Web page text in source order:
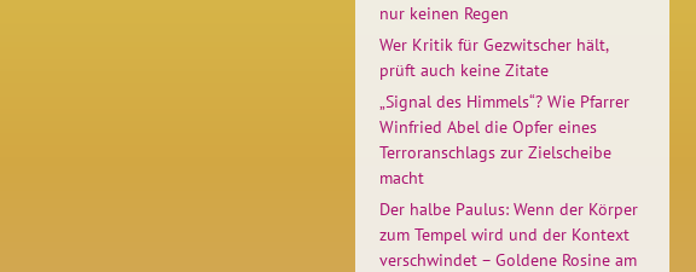
nur keinen Regen
Wer Kritik für Gezwitscher hält,
prüft auch keine Zitate
„Signal des Himmels“? Wie Pfarrer
Winfried Abel die Opfer eines
Terroranschlags zur Zielscheibe
macht
Der halbe Paulus: Wenn der Körper
zum Tempel wird und der Kontext
verschwindet – Goldene Rosine am